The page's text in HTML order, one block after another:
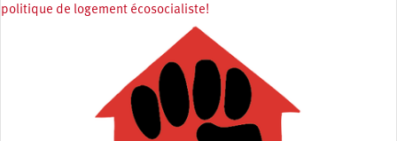
politique de logement écosocialiste!